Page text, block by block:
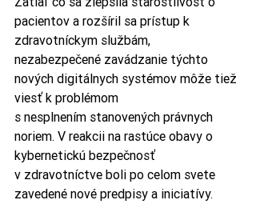
pacientov a rozšíril sa prístup k
zdravotníckym službám,
nezabezpečené zavádzanie týchto
nových digitálnych systémov môže tiež
viesť k problémom
s nesplnením stanovených právnych
noriem. V reakcii na rastúce obavy o
kybernetickú bezpečnosť
v zdravotníctve boli po celom svete
zavedené nové predpisy a iniciatívy.